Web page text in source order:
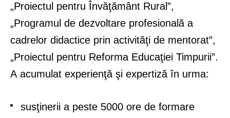
„Proiectul pentru Învăţământ Rural”,
„Programul de dezvoltare profesională a
cadrelor didactice prin activităţi de mentorat”,
„Proiectul pentru Reforma Educaţiei Timpurii”.
A acumulat experienţă şi expertiză în urma:
susţinerii a peste 5000 ore de formare